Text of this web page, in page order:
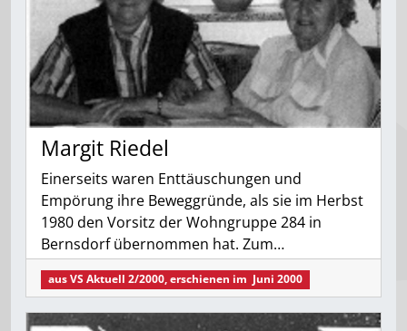
Margit Riedel
Einerseits waren Enttäuschungen und
Empörung ihre Beweggründe, als sie im Herbst
1980 den Vorsitz der Wohngruppe 284 in
Bernsdorf übernommen hat. Zum…
ausVS Aktuell 2/2000, erschienen im Juni 2000